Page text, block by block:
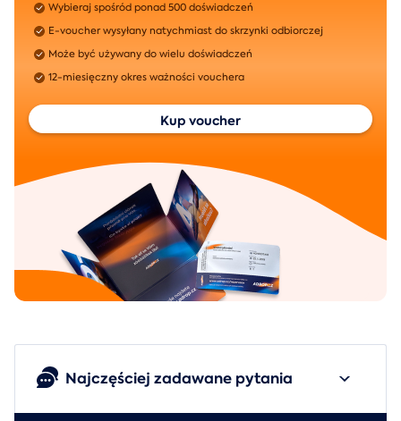
Wybieraj spośród ponad 500 doświadczeń
E-voucher wysyłany natychmiast do skrzynki odbiorczej
Może być używany do wielu doświadczeń
12-miesięczny okres ważności vouchera
Kup voucher
Najczęściej zadawane pytania